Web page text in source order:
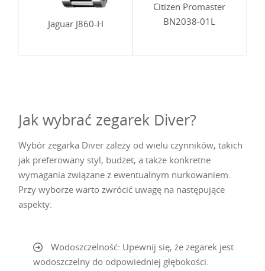
Jaguar J860-H
Citizen Promaster
BN2038-01L
Jak wybrać zegarek Diver?
Wybór zegarka Diver zależy od wielu czynników, takich
jak preferowany styl, budżet, a także konkretne
wymagania związane z ewentualnym nurkowaniem.
Przy wyborze warto zwrócić uwagę na następujące
aspekty:
Wodoszczelność: Upewnij się, że zegarek jest
wodoszczelny do odpowiedniej głębokości.